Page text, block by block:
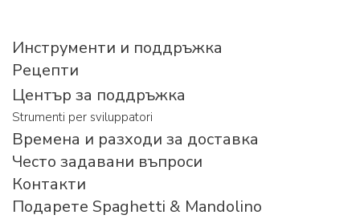
Инструменти и поддръжка
Рецепти
Център за поддръжка
Strumenti per sviluppatori
Времена и разходи за доставка
Често задавани въпроси
Контакти
Подарете Spaghetti & Mandolino